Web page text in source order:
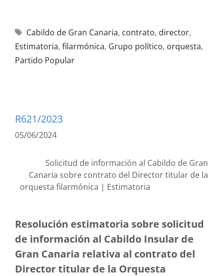
Cabildo de Gran Canaria, contrato, director,
Estimatoria, filarmónica, Grupo político, orquesta,
Partido Popular
R621/2023
05/06/2024
Solicitud de información al Cabildo de Gran
Canaria sobre contrato del Director titular de la
orquesta filarmónica | Estimatoria
Resolución estimatoria sobre solicitud
de información al Cabildo Insular de
Gran Canaria relativa al contrato del
Director titular de la Orquesta